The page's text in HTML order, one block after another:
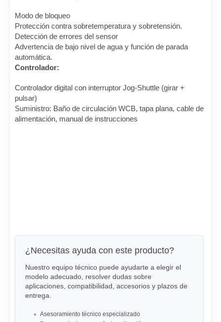
Modo de bloqueo
Protección contra sobretemperatura y sobretensión.
Detección de errores del sensor
Advertencia de bajo nivel de agua y función de parada
automática.
Controlador:
Controlador digital con interruptor Jog-Shuttle (girar +
pulsar)
Suministro: Baño de circulación WCB, tapa plana, cable de
alimentación, manual de instrucciones
¿Necesitas ayuda con este producto?
Nuestro equipo técnico puede ayudarte a elegir el
modelo adecuado, resolver dudas sobre
aplicaciones, compatibilidad, accesorios y plazos de
entrega.
Asesoramiento técnico especializado